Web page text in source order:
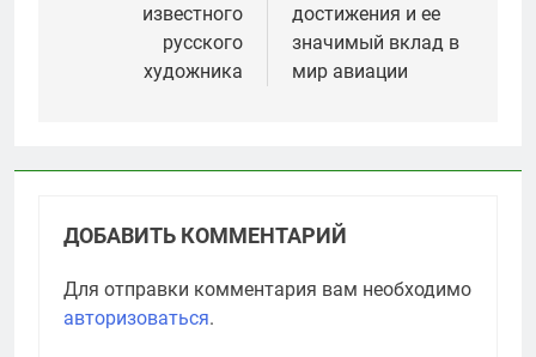
известного
русского
художника
достижения и ее
значимый вклад в
мир авиации
ДОБАВИТЬ КОММЕНТАРИЙ
Для отправки комментария вам необходимо
авторизоваться.